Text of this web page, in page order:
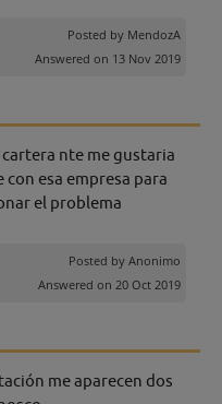
Posted by MendozA
Answered on 13 Nov 2019
nte me gustaria
esa empresa para
el problema
Posted by Anonimo
Answered on 20 Oct 2019
me aparecen dos